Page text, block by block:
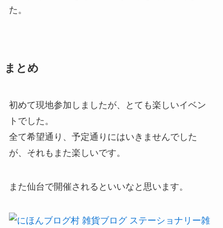
た。
まとめ
初めて現地参加しましたが、とても楽しいイベン
トでした。
全て希望通り、予定通りにはいきませんでした
が、それもまた楽しいです。
また仙台で開催されるといいなと思います。